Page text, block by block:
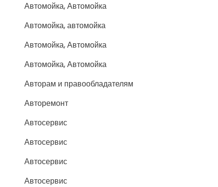
Автомойка, Автомойка
Автомойка, автомойка
Автомойка, Автомойка
Автомойка, Автомойка
Авторам и правообладателям
Авторемонт
Автосервис
Автосервис
Автосервис
Автосервис